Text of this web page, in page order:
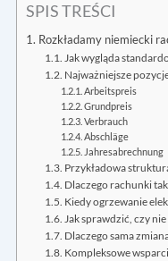
SPIS TREŚCI
Rozkładamy niemiecki
Jak wygląda
Najważniejsze
Arbeitspreis
Grundpreis
Verbrauch
Abschläge
Jahresabrechnung
Przykładowa
Dlaczego rachunki
Kiedy ogrzewanie
Jak sprawdzić, czy
Dlaczego sama
Kompleksowe